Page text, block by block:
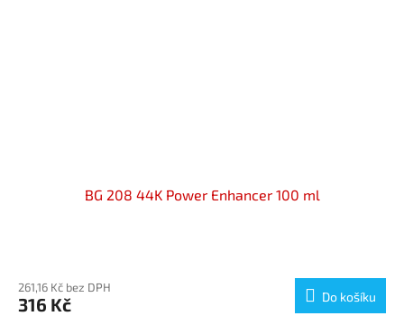
BG 208 44K Power Enhancer 100 ml
produktu
je
261,16 Kč bez DPH
316 Kč Do košíku